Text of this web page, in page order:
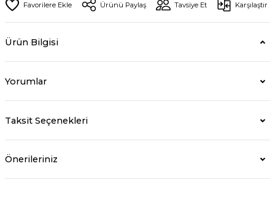
Ürünü Paylaş Tavsiye Et Karşılaştır
Ürün Bilgisi
Yorumlar
Taksit Seçenekleri
Önerileriniz